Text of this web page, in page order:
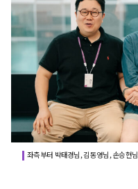
좌측부터 박태경님, 김동영님, 손승현님